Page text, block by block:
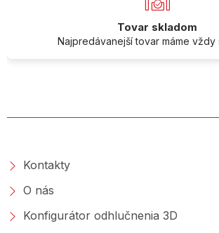
Tovar skladom
Najpredávanejší tovar máme vždy
Kontakty
O nás
Konfigurátor odhlučnenia 3D